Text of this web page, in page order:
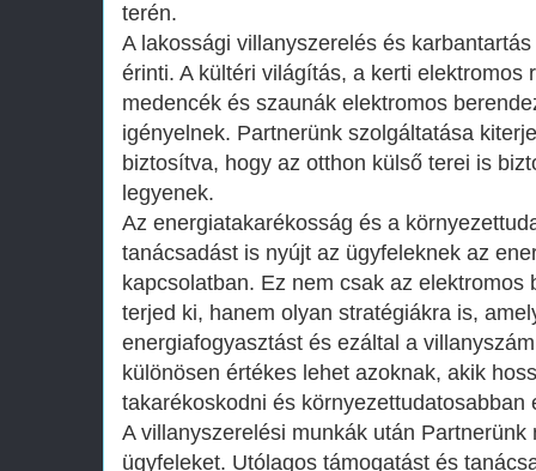
terén.
A lakossági villanyszerelés és
érinti. A kültéri világítás, a kerti elektromos
medencék és szaunák elektromos
igényelnek. Partnerünk szolgáltatása
biztosítva, hogy az otthon külső terei is
legyenek.
Az energiatakarékosság és a
tanácsadást is nyújt az ügyfeleknek az
kapcsolatban. Ez nem csak az elektromos
terjed ki, hanem olyan stratégiákra is,
energiafogyasztást és ezáltal a
különösen értékes lehet azoknak, akik
takarékoskodni és környezettudatosabban
A villanyszerelési munkák után
ügyfeleket. Utólagos támogatást és